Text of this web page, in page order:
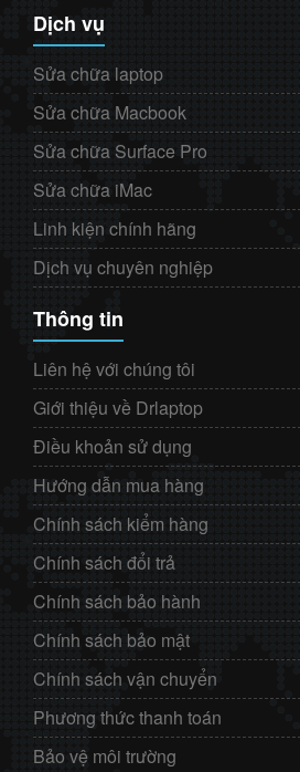
Dịch vụ
Sửa chữa laptop
Sửa chữa Macbook
Sửa chữa Surface Pro
Sửa chữa iMac
Linh kiện chính hãng
Dịch vụ chuyên nghiệp
Thông tin
Liên hệ với chúng tôi
Giới thiệu về Drlaptop
Điều khoản sử dụng
Hướng dẫn mua hàng
Chính sách kiểm hàng
Chính sách đổi trả
Chính sách bảo hành
Chính sách bảo mật
Chính sách vận chuyển
Phương thức thanh toán
Bảo vệ môi trường